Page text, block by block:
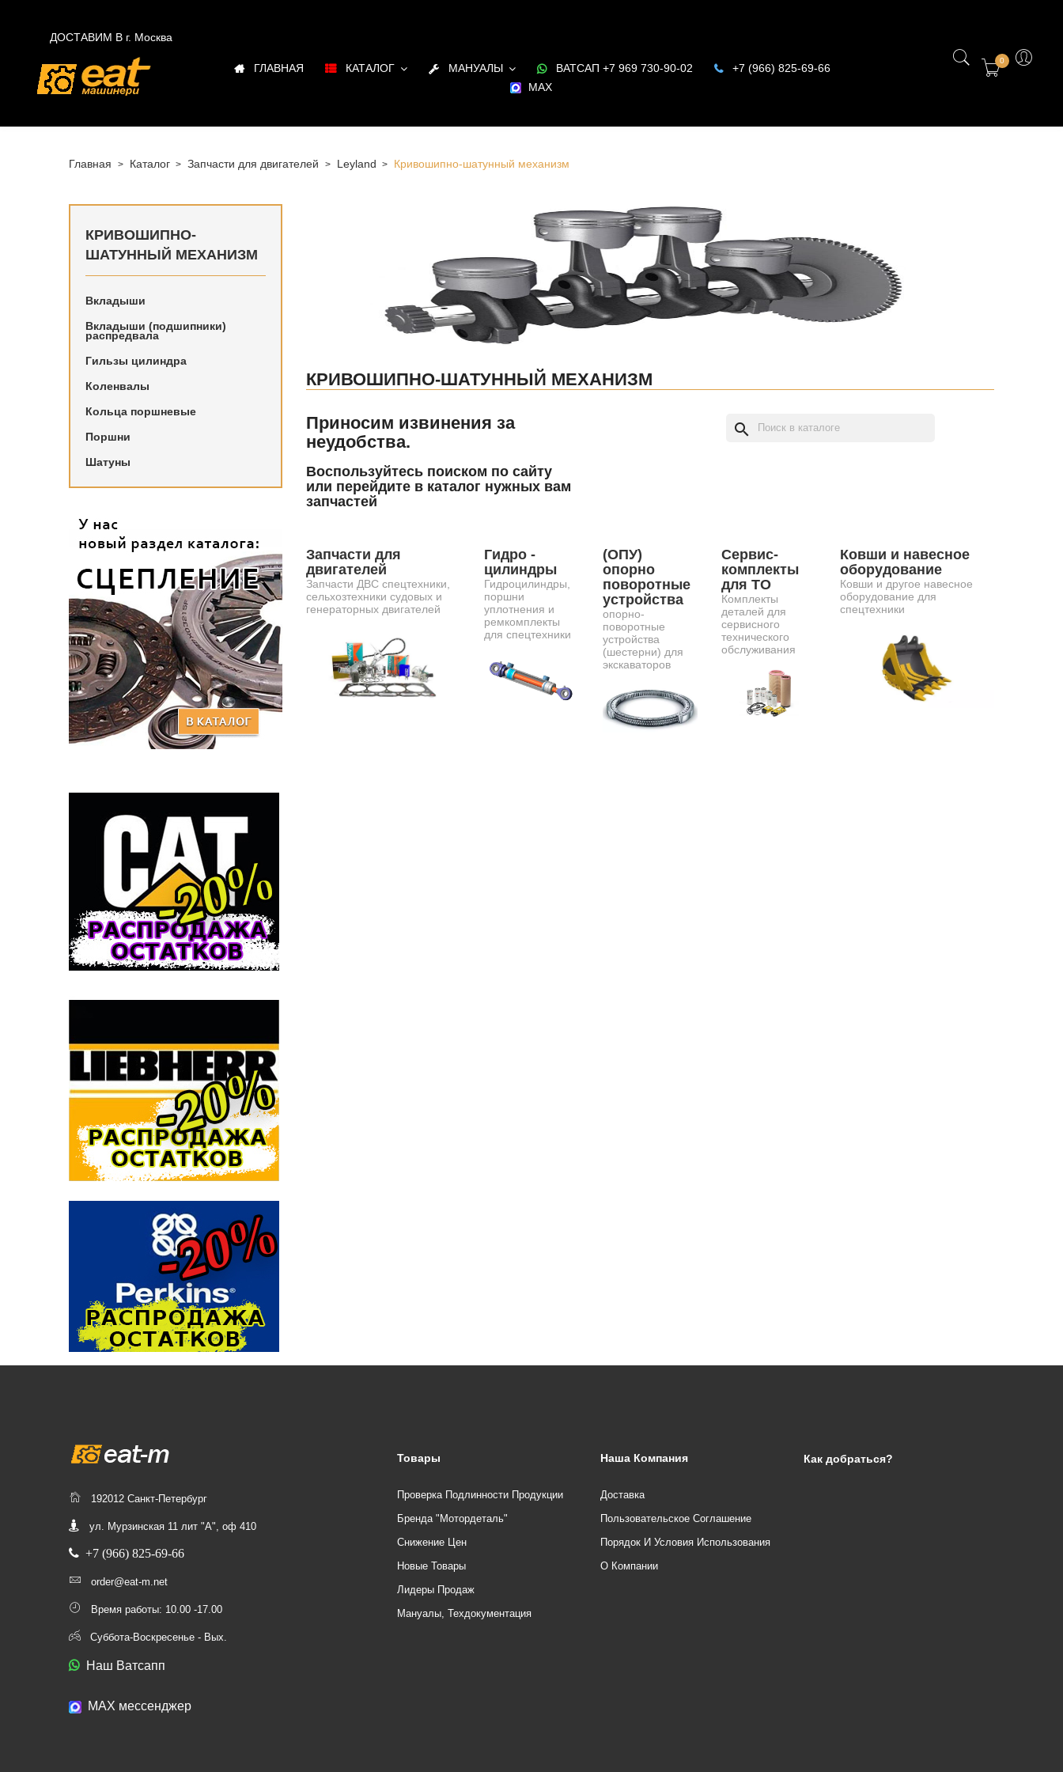
ДОСТАВИМ В г. Москва
ГЛАВНАЯ КАТАЛОГ МАНУАЛЫ ВАТСАП +7 969 730-90-02
+7 (966) 825-69-66
MAX
0
Главная Каталог Запчасти для двигателей Leyland Кривошипно-шатунный механизм
КРИВОШИПНО-
ШАТУННЫЙ МЕХАНИЗМ
Вкладыши
Вкладыши (подшипники)
распредвала
Гильзы цилиндра
Коленвалы
Кольца поршневые
Поршни
Шатуны
Кривошипно-шатунный механизм для ДВС Leyland
КРИВОШИПНО-ШАТУННЫЙ МЕХАНИЗМ
Приносим извинения за
неудобства.
Воспользуйтесь поиском по сайту
или перейдите в каталог нужных вам
запчастей
search
Запчасти для
двигателей
Запчасти ДВС спецтехники,
сельхозтехники судовых и
генераторных двигателей
Гидро -
цилиндры
Гидроцилиндры,
поршни
уплотнения и
ремкомплекты
для спецтехники
(ОПУ)
опорно
поворотные
устройства
опорно-
поворотные
устройства
(шестерни) для
экскаваторов
Сервис-
комплекты
для ТО
Комплекты
деталей для
сервисного
технического
обслуживания
Ковши и навесное
оборудование
Ковши и другое навесное
оборудование для
спецтехники
192012 Санкт-Петербург
ул. Мурзинская 11 лит "А", оф 410
+7 (966) 825-69-66
order@eat-m.net
Время работы: 10.00 -17.00
Суббота-Воскресенье - Вых.
Наш Ватсапп
МАХ мессенджер
Товары
Проверка Подлинности Продукции
Бренда "Мотордеталь"
Снижение Цен
Новые Товары
Лидеры Продаж
Мануалы, Техдокументация
Наша Компания
Доставка
Пользовательское Соглашение
Порядок И Условия Использования
О Компании
Как добраться?